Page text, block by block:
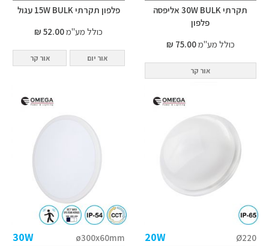
‭הספילא 30W BULK יתרקת
ןופלפ‬
כולל מע"מ75.00 ₪
אור קר
‭לוגע 15W BULK יתרקת ןופלפ‬
כולל מע"מ52.00 ₪
אור יום אור קר
Ø220
20W
ø300x60mm
30W